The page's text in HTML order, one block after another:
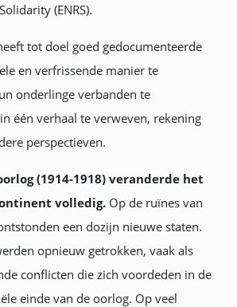
(ENRS).
tot doel goed gedocumenteerde
en verfrissende manier te
onderlinge verbanden te
één verhaal te verweven, rekening
perspectieven.
(1914-1918) veranderde het
volledig. Op de ruïnes van
een dozijn nieuwe staten.
opnieuw getrokken, vaak als
conflicten die zich voordeden in de
einde van de oorlog. Op veel